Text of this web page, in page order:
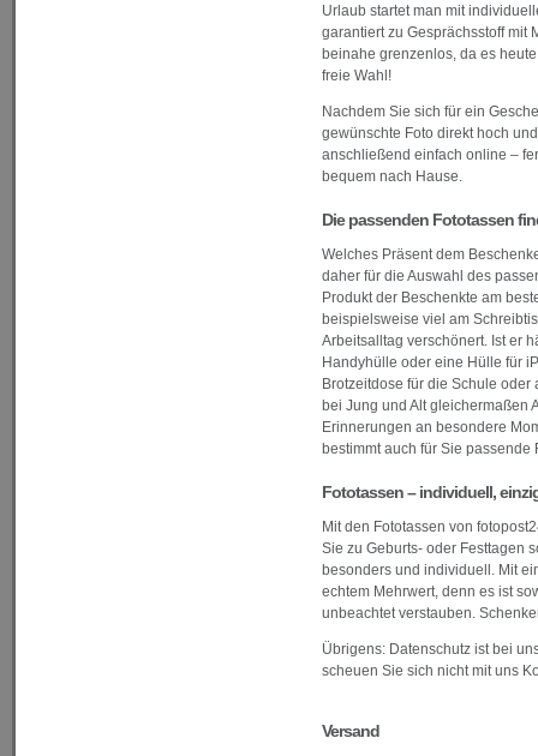
Urlaub startet man mit
garantiert zu Gesprächsstoff mit
beinahe grenzenlos, da es
freie Wahl!
Nachdem Sie sich für ein
gewünschte Foto direkt hoch
anschließend einfach online –
bequem nach Hause.
Die passenden Fototassen
Welches Präsent dem
daher für die Auswahl des
Produkt der Beschenkte am
beispielsweise viel am
Arbeitsalltag verschönert. Ist er
Handyhülle oder eine Hülle für
Brotzeitdose für die Schule
bei Jung und Alt gleichermaßen
Erinnerungen an besondere
bestimmt auch für Sie passende
Fototassen – individuell,
Mit den Fototassen von
Sie zu Geburts- oder Festtagen
besonders und individuell. Mit
echtem Mehrwert, denn es ist
unbeachtet verstauben.
Übrigens: Datenschutz ist bei
scheuen Sie sich nicht mit uns
Versand